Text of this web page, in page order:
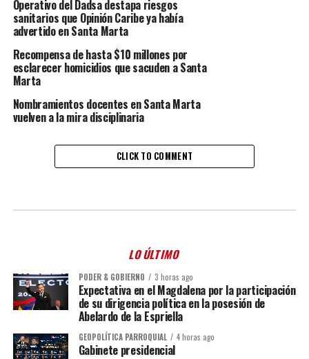
Operativo del Dadsa destapa riesgos
sanitarios que Opinión Caribe ya había
advertido en Santa Marta
Recompensa de hasta $10 millones por
esclarecer homicidios que sacuden a Santa
Marta
Nombramientos docentes en Santa Marta
vuelven a la mira disciplinaria
CLICK TO COMMENT
LO ÚLTIMO
PODER & GOBIERNO 3 horas ago
Expectativa en el Magdalena por la participación
de su dirigencia política en la posesión de
Abelardo de la Espriella
GEOPOLÍTICA PARROQUIAL 4 horas ago
Gabinete presidencial